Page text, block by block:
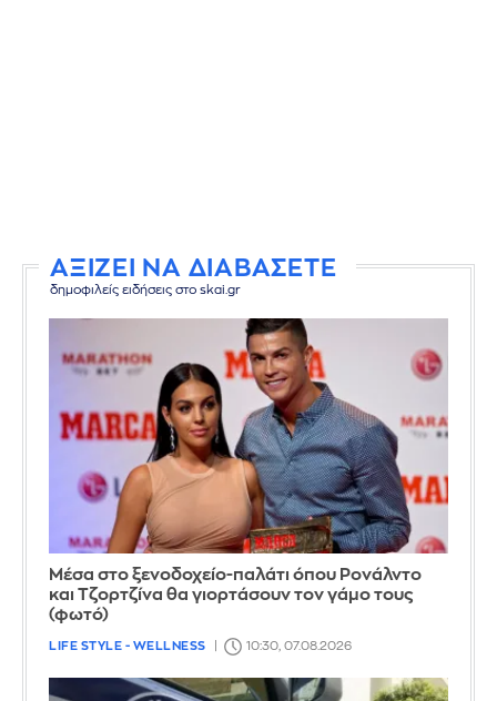
ΑΞΙΖΕΙ ΝΑ ΔΙΑΒΑΣΕΤΕ
δημοφιλείς ειδήσεις στο skai.gr
Μέσα στο ξενοδοχείο-παλάτι όπου Ρονάλντο
και Τζορτζίνα θα γιορτάσουν τον γάμο τους
(φωτό)
LIFE STYLE - WELLNESS 10:30, 07.08.2026